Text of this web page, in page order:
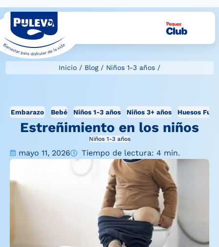
Inicio / Blog/ Niños 1-3 años /
Embarazo Bebé Niños 1-3 años Niños 3+ años Huesos
Estreñimiento en los niños
Niños 1-3 años
mayo 11, 2026 Tiempo de lectura: 4 min.